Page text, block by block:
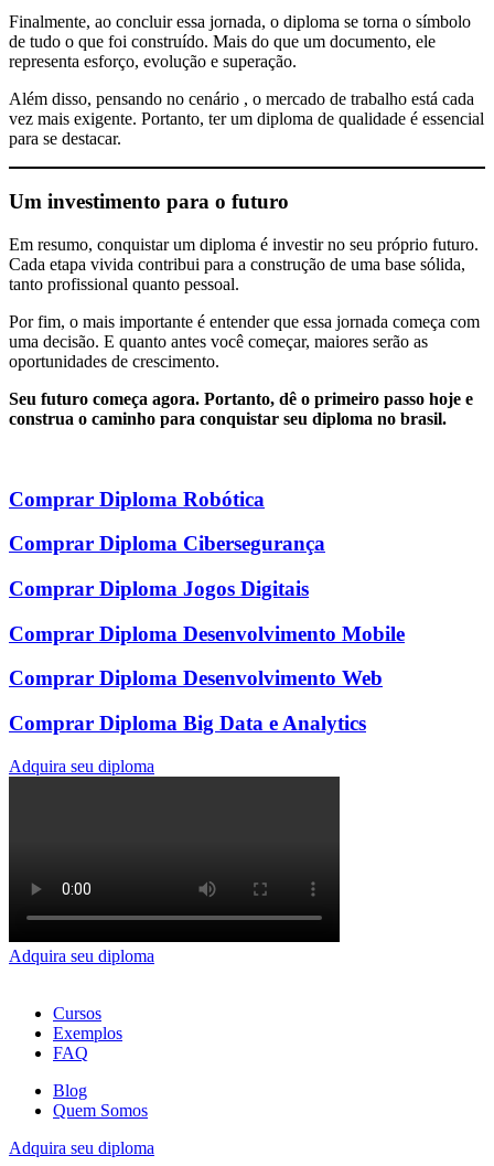
Finalmente, ao concluir essa jornada, o diploma se torna o símbolo
de tudo o que foi construído. Mais do que um documento, ele
representa esforço, evolução e superação.
Além disso, pensando no cenário , o mercado de trabalho está cada
vez mais exigente. Portanto, ter um diploma de qualidade é essencial
para se destacar.
Um investimento para o futuro
Em resumo, conquistar um diploma é investir no seu próprio futuro.
Cada etapa vivida contribui para a construção de uma base sólida,
tanto profissional quanto pessoal.
Por fim, o mais importante é entender que essa jornada começa com
uma decisão. E quanto antes você começar, maiores serão as
oportunidades de crescimento.
Seu futuro começa agora. Portanto, dê o primeiro passo hoje e
construa o caminho para conquistar seu diploma no brasil.
Comprar Diploma Robótica
Comprar Diploma Cibersegurança
Comprar Diploma Jogos Digitais
Comprar Diploma Desenvolvimento Mobile
Comprar Diploma Desenvolvimento Web
Comprar Diploma Big Data e Analytics
Adquira seu diploma
Adquira seu diploma
Cursos
Exemplos
FAQ
Blog
Quem Somos
Adquira seu diploma